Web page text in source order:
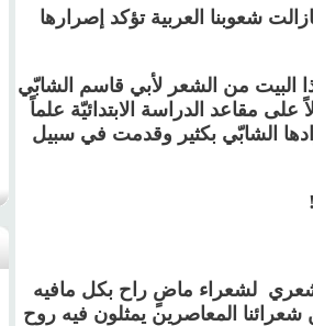
شعوبنا العربية تؤكد إصرارها
البيت من الشعر لأبي قاسم الشابّي
مقاعد الدراسة الابتدائيّة علماً
الشابّي بكثير وقدمت في سبيل
!
لشعراء ماضٍ راح بكل مافيه
المعاصرين يمثلون فيه روح